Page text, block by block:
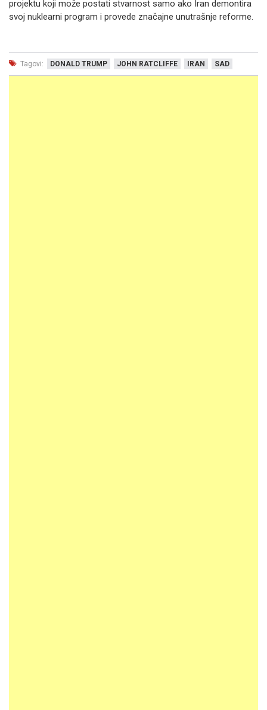
projektu koji može postati stvarnost samo ako Iran demontira
svoj nuklearni program i provede značajne unutrašnje reforme.
Tagovi: DONALD TRUMP JOHN RATCLIFFE IRAN SAD